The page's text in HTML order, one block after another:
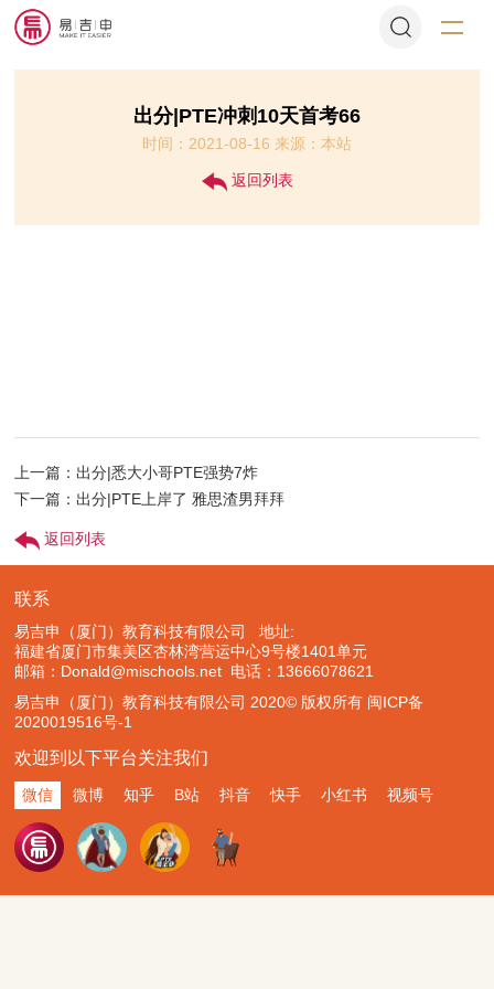
出分|PTE冲刺10天首考66
时间：2021-08-16 来源：本站
返回列表
上一篇：出分|悉大小哥PTE强势7炸
下一篇：出分|PTE上岸了 雅思渣男拜拜
返回列表
联系
易吉申（厦门）教育科技有限公司 地址:
福建省厦门市集美区杏林湾营运中心9号楼1401单元
邮箱：Donald@mischools.net 电话：13666078621
易吉申（厦门）教育科技有限公司 2020© 版权所有 闽ICP备
2020019516号-1
欢迎到以下平台关注我们
微信 微博 知乎 B站 抖音 快手 小红书 视频号